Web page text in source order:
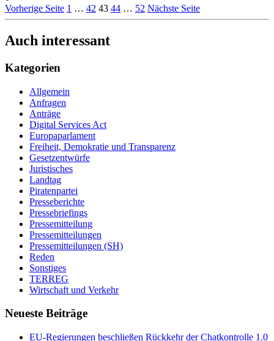
Vorherige Seite 1 … 42 43 44 … 52 Nächste Seite
Auch interessant
Kategorien
Allgemein
Anfragen
Anträge
Digital Services Act
Europaparlament
Freiheit, Demokratie und Transparenz
Gesetzentwürfe
Juristisches
Landtag
Piratenpartei
Presseberichte
Pressebriefings
Pressemitteilung
Pressemitteilungen
Pressemitteilungen (SH)
Reden
Sonstiges
TERREG
Wirtschaft und Verkehr
Neueste Beiträge
EU-Regierungen beschließen Rückkehr der Chatkontrolle 1.0